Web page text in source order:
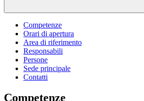
Competenze
Orari di apertura
Area di riferimento
Responsabili
Persone
Sede principale
Contatti
Competenze